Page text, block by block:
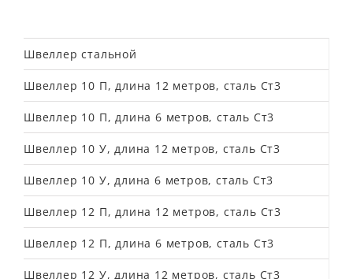
Швеллер стальной
Швеллер 10 П, длина 12 метров, сталь Ст3
Швеллер 10 П, длина 6 метров, сталь Ст3
Швеллер 10 У, длина 12 метров, сталь Ст3
Швеллер 10 У, длина 6 метров, сталь Ст3
Швеллер 12 П, длина 12 метров, сталь Ст3
Швеллер 12 П, длина 6 метров, сталь Ст3
Швеллер 12 У, длина 12 метров, сталь Ст3